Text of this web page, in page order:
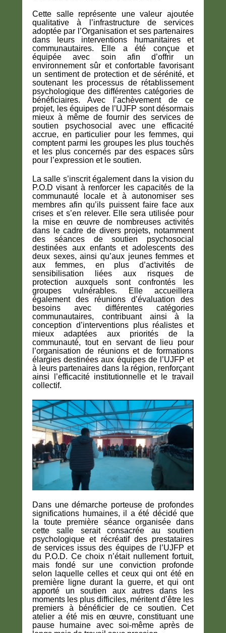
Cette salle représente une valeur ajoutée
qualitative à l’infrastructure de services
adoptée par l’Organisation et ses partenaires
dans leurs interventions humanitaires et
communautaires. Elle a été conçue et
équipée avec soin afin d’offrir un
environnement sûr et confortable favorisant
un sentiment de protection et de sérénité, et
soutenant les processus de rétablissement
psychologique des différentes catégories de
bénéficiaires. Avec l’achèvement de ce
projet, les équipes de l’UJFP sont désormais
mieux à même de fournir des services de
soutien psychosocial avec une efficacité
accrue, en particulier pour les femmes, qui
comptent parmi les groupes les plus touchés
et les plus concernés par des espaces sûrs
pour l’expression et le soutien.
La salle s’inscrit également dans la vision du
P.O.D visant à renforcer les capacités de la
communauté locale et à autonomiser ses
membres afin qu’ils puissent faire face aux
crises et s’en relever. Elle sera utilisée pour
la mise en œuvre de nombreuses activités
dans le cadre de divers projets, notamment
des séances de soutien psychosocial
destinées aux enfants et adolescents des
deux sexes, ainsi qu’aux jeunes femmes et
aux femmes, en plus d’activités de
sensibilisation liées aux risques de
protection auxquels sont confrontés les
groupes vulnérables. Elle accueillera
également des réunions d’évaluation des
besoins avec différentes catégories
communautaires, contribuant ainsi à la
conception d’interventions plus réalistes et
mieux adaptées aux priorités de la
communauté, tout en servant de lieu pour
l’organisation de réunions et de formations
élargies destinées aux équipes de l’UJFP et
à leurs partenaires dans la région, renforçant
ainsi l’efficacité institutionnelle et le travail
collectif.
Dans une démarche porteuse de profondes
significations humaines, il a été décidé que
la toute première séance organisée dans
cette salle serait consacrée au soutien
psychologique et récréatif des prestataires
de services issus des équipes de l’UJFP et
du P.O.D. Ce choix n’était nullement fortuit,
mais fondé sur une conviction profonde
selon laquelle celles et ceux qui ont été en
première ligne durant la guerre, et qui ont
apporté un soutien aux autres dans les
moments les plus difficiles, méritent d’être les
premiers à bénéficier de ce soutien. Cet
atelier a été mis en œuvre, constituant une
pause humaine avec soi-même après de